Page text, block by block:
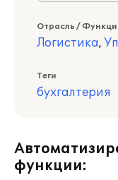
Отрасль /
Логистика,
Теги
бухгалтерия
функции: